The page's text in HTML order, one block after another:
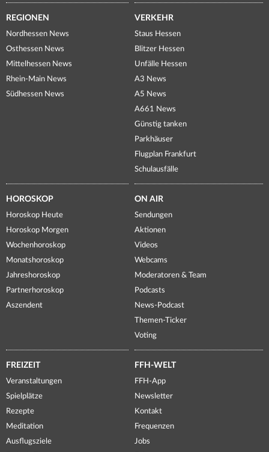
REGIONEN
Nordhessen News
Osthessen News
Mittelhessen News
Rhein-Main News
Südhessen News
VERKEHR
Staus Hessen
Blitzer Hessen
Unfälle Hessen
A3 News
A5 News
A661 News
Günstig tanken
Parkhäuser
Flugplan Frankfurt
Schulausfälle
HOROSKOP
Horoskop Heute
Horoskop Morgen
Wochenhoroskop
Monatshoroskop
Jahreshoroskop
Partnerhoroskop
Aszendent
ON AIR
Sendungen
Aktionen
Videos
Webcams
Moderatoren & Team
Podcasts
News-Podcast
Themen-Ticker
Voting
FREIZEIT
Veranstaltungen
Spielplätze
Rezepte
Meditation
Ausflugsziele
FFH-WELT
FFH-App
Newsletter
Kontakt
Frequenzen
Jobs